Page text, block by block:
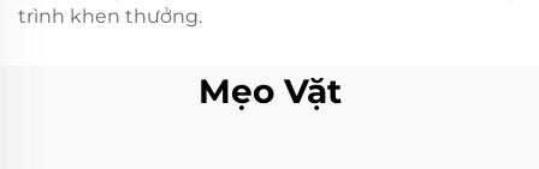
trình khen thưởng.
Mẹo Vặt